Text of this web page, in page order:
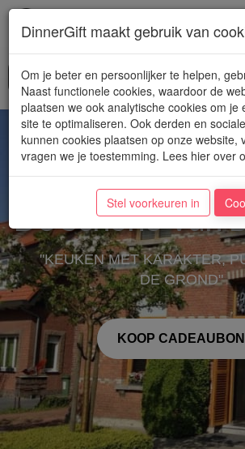
De Schone Van
"KEUKEN MET KARAKTER,
DE GROND"
KOOP CADEAUBON
DinnerGift maakt gebruik van
Om je beter en persoonlijker te helpen,
Naast functionele cookies, waardoor de
plaatsen we ook analytische cookies om je
site te optimaliseren. Ook derden en
kunnen cookies plaatsen op onze website,
vragen we je toestemming. Lees hier over
Stel voorkeuren in